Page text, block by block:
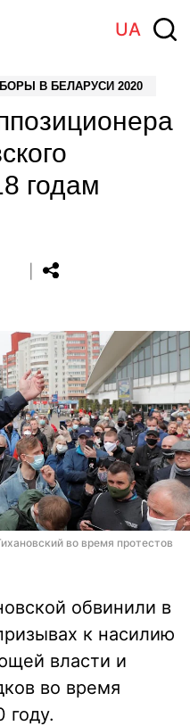
UA
В БЕЛАРУСИ 2020
годам
во время протестов
обвинили в
к насилию
власти и
во время
году.